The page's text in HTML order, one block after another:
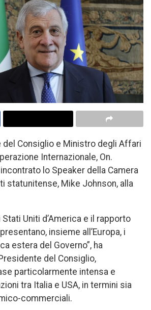
del Consiglio e Ministro degli Affari
Internazionale, On.
lo Speaker della Camera
statunitense, Mike Johnson, alla
Stati Uniti d’America e il rapporto
insieme all’Europa, i
estera del Governo”, ha
del Consiglio,
particolarmente intensa e
tra Italia e USA, in termini sia
commerciali.